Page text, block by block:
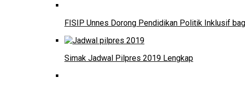
FISIP Unnes Dorong Pendidikan Politik Inklusif
Simak Jadwal Pilpres 2019 Lengkap